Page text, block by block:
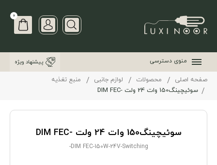
0
منوی دسترسی پیشنهاد ویژه
صفحه اصلی محصولات لوازم جانبی
منبع تغذیه
سوئیچینگ150 وات 24 ولت -DIM FEC
سوئیچینگ150 وات 24 ولت -DIM FEC
DIM FEC-150W-24V-Switching-